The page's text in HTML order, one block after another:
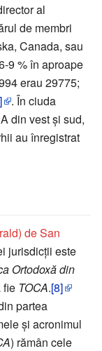
al
de membri
Canada, sau
9 % în aproape
erau 29775;
. În ciuda
din vest şi sud,
au înregistrat
de San
jurisdicţii este
Ortodoxă din
fie TOCA.[8]
partea
și acronimul
) rămân cele